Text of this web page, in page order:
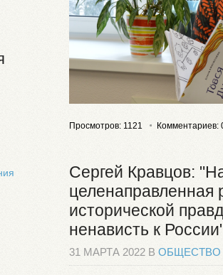
Просмотров: 1121 Комментариев:
Сергей Кравцов:
целенаправленная
исторической
ненависть к
31 МАРТА 2022 В ОБЩЕСТВО